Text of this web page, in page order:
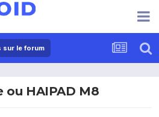
sur le forum
ou HAIPAD M8